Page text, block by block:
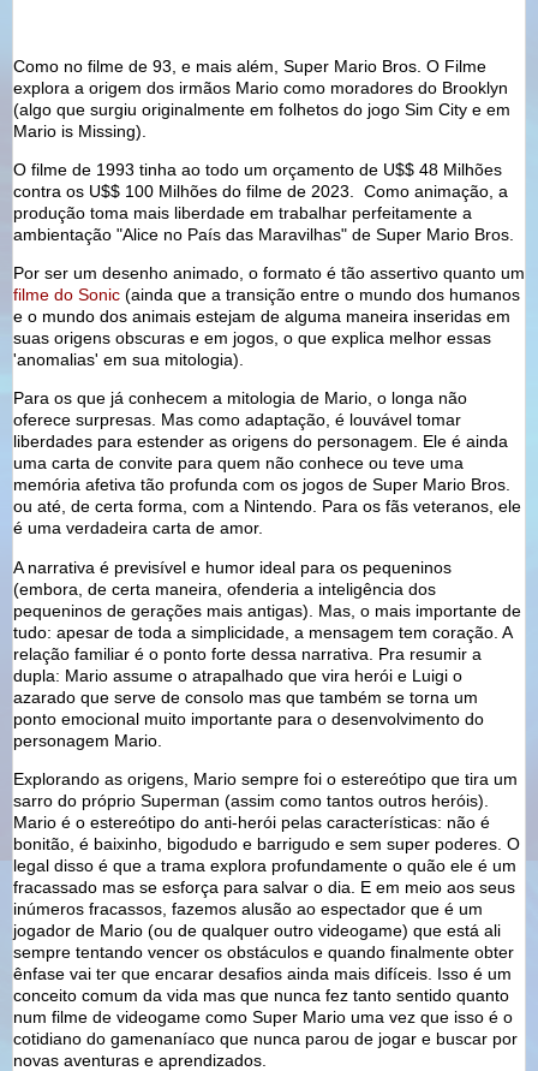
Como no filme de 93, e mais além, Super Mario Bros. O Filme
explora a origem dos irmãos Mario como moradores do Brooklyn
(algo que surgiu originalmente em folhetos do jogo Sim City e em
Mario is Missing).
O filme de 1993 tinha ao todo um orçamento de U$$ 48 Milhões
contra os U$$ 100 Milhões do filme de 2023. Como animação, a
produção toma mais liberdade em trabalhar perfeitamente a
ambientação "Alice no País das Maravilhas" de Super Mario Bros.
Por ser um desenho animado, o formato é tão assertivo quanto um
filme do Sonic (ainda que a transição entre o mundo dos humanos
e o mundo dos animais estejam de alguma maneira inseridas em
suas origens obscuras e em jogos, o que explica melhor essas
'anomalias' em sua mitologia).
Para os que já conhecem a mitologia de Mario, o longa não
oferece surpresas. Mas como adaptação, é louvável tomar
liberdades para estender as origens do personagem. Ele é ainda
uma carta de convite para quem não conhece ou teve uma
memória afetiva tão profunda com os jogos de Super Mario Bros.
ou até, de certa forma, com a Nintendo. Para os fãs veteranos, ele
é uma verdadeira carta de amor.
A narrativa é previsível e humor ideal para os pequeninos
(embora, de certa maneira, ofenderia a inteligência dos
pequeninos de gerações mais antigas). Mas, o mais importante de
tudo: apesar de toda a simplicidade, a mensagem tem coração. A
relação familiar é o ponto forte dessa narrativa. Pra resumir a
dupla: Mario assume o atrapalhado que vira herói e Luigi o
azarado que serve de consolo mas que também se torna um
ponto emocional muito importante para o desenvolvimento do
personagem Mario.
Explorando as origens, Mario sempre foi o estereótipo que tira um
sarro do próprio Superman (assim como tantos outros heróis).
Mario é o estereótipo do anti-herói pelas características: não é
bonitão, é baixinho, bigodudo e barrigudo e sem super poderes. O
legal disso é que a trama explora profundamente o quão ele é um
fracassado mas se esforça para salvar o dia. E em meio aos seus
inúmeros fracassos, fazemos alusão ao espectador que é um
jogador de Mario (ou de qualquer outro videogame) que está ali
sempre tentando vencer os obstáculos e quando finalmente obter
ênfase vai ter que encarar desafios ainda mais difíceis. Isso é um
conceito comum da vida mas que nunca fez tanto sentido quanto
num filme de videogame como Super Mario uma vez que isso é o
cotidiano do gamenaníaco que nunca parou de jogar e buscar por
novas aventuras e aprendizados.